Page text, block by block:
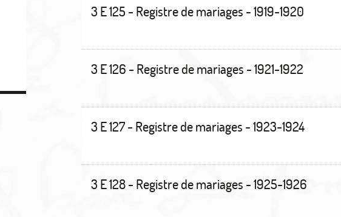
3 E 125 - Registre de mariages - 1919-1920
3 E 126 - Registre de mariages - 1921-1922
3 E 127 - Registre de mariages - 1923-1924
3 E 128 - Registre de mariages - 1925-1926